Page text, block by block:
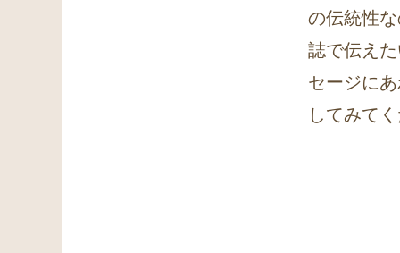
の伝統性
誌で伝え
セージに
してみて